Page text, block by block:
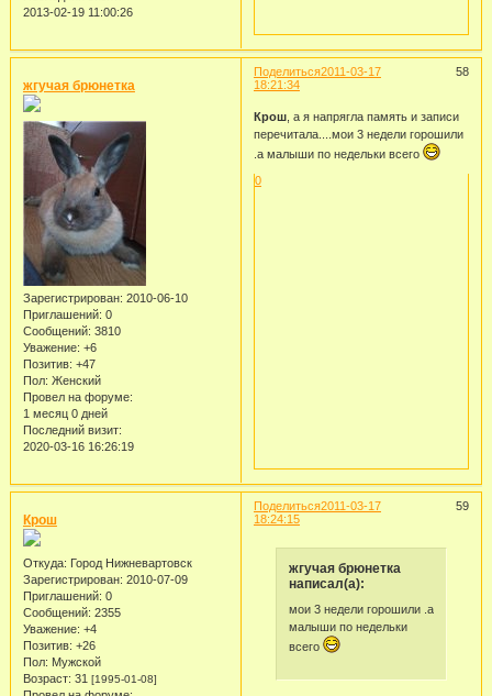
2013-02-19 11:00:26
Поделиться 58
2011-03-17
18:21:34
жгучая брюнетка
Зарегистрирован: 2010-06-10
Приглашений: 0
Сообщений: 3810
Уважение: +6
Позитив: +47
Пол: Женский
Провел на форуме:
1 месяц 0 дней
Последний визит:
2020-03-16 16:26:19
Крош, а я напрягла память и записи
перечитала....мои 3 недели горошили
.а малыши по недельки всего
0
Поделиться 59
2011-03-17
18:24:15
Крош
Откуда: Город Нижневартовск
Зарегистрирован: 2010-07-09
Приглашений: 0
Сообщений: 2355
Уважение: +4
Позитив: +26
Пол: Мужской
Возраст: 31 [1995-01-08]
жгучая брюнетка
написал(а):
мои 3 недели горошили .а
малыши по недельки
всего